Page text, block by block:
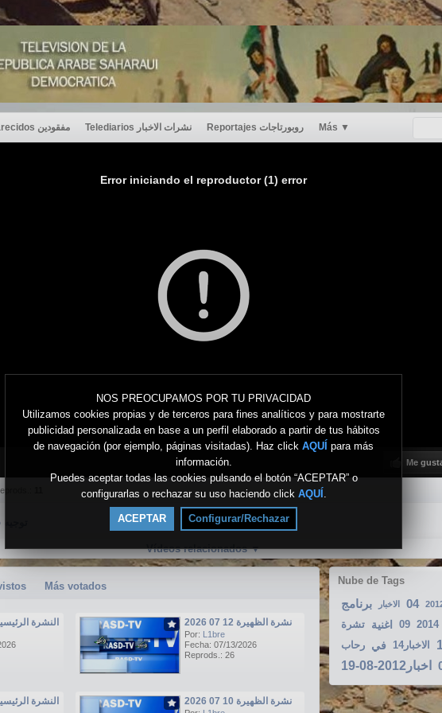
NOS PREOCUPAMOS POR TU PRIVACIDAD
Utilizamos cookies propias y de terceros para fines analíticos y para mostrarte
publicidad personalizada en base a un perfil elaborado a partir de tus hábitos
de navegación (por ejemplo, páginas visitadas). Haz click AQUÍ para más
información.
Puedes aceptar todas las cookies pulsando el botón “ACEPTAR” o
configurarlas o rechazar su uso haciendo click AQUÍ .
ACEPTAR Configurar/Rechazar
Desaparecidos مفقودين Telediarios نشرات الاخبار Reportajes روبورتاجات Más ▼
Error iniciando el reproductor (1) error
Me
Vídeos relacionados▼
Nube de Tags
برنامج الاخبار 04
تشرة اغنية 09 2014
رحاب في الاخبار14
اخبار2012-08-19
Más votados
النشرة الرئيسية 12 07 نشرة الظهيرة 12 07 2026
Por: L1bre
Fecha: 07/13/2026
Reprods.: 26
النشرة الرئيسية 10 07 نشرة الظهيرة 10 07 2026